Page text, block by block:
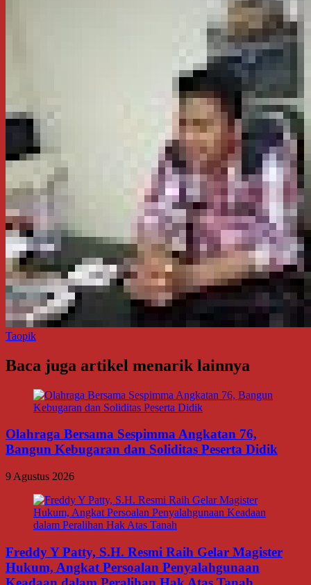
Taopik
Baca juga artikel menarik lainnya
Olahraga Bersama Sespimma Angkatan 76,
Bangun Kebugaran dan Soliditas Peserta Didik
9 Agustus 2026
Freddy Y Patty, S.H. Resmi Raih Gelar Magister
Hukum, Angkat Persoalan Penyalahgunaan